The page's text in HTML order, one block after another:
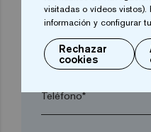
Código postal*
Teléfono*
visitadas o vídeos vistos).
información y configurar
Rechazar
cookies